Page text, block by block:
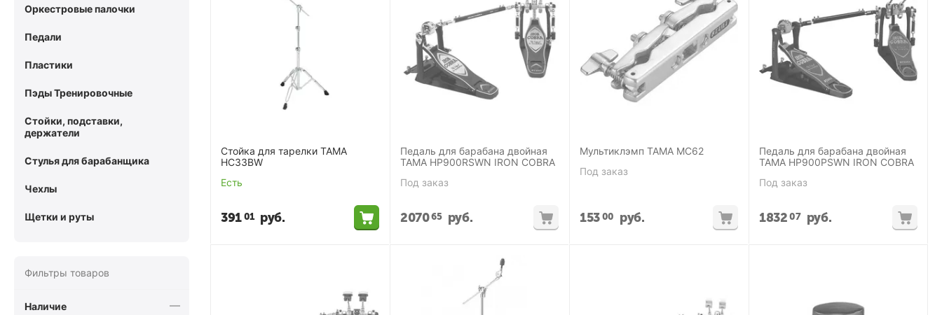
Стойка для тарелки TAMA
HC33BW
Есть
39101 руб.
Педаль для барабана двойная
TAMA HP900RSWN IRON COBRA
Под заказ
207065 руб.
Мультиклэмп TAMA MC62
Под заказ
15300 руб.
Педаль для барабана двойная
TAMA HP900PSWN IRON COBRA
Под заказ
183207 руб.
Оркестровые палочки
Педали
Пластики
Пэды Тренировочные
Стойки, подставки,
держатели
Стулья для барабанщика
Чехлы
Щетки и руты
Фильтры товаров
Наличие